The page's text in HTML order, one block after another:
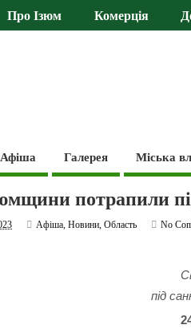
Про Ізюм Комерція
Афіша Галерея Міська
потрапили
Афіша,Новини,Область
No
під